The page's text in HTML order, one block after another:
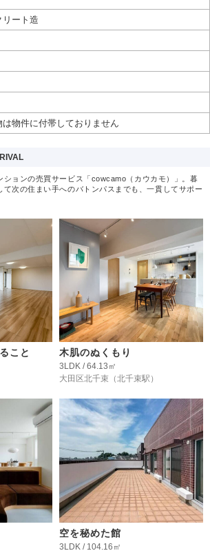
リート造
は物件に付帯しておりません
ションの売買サービス「cowcamo（カウカモ）」。暮
て次の住まい手へのバトンパスまでも、一貫してサポー
こと 木肌のぬくもり
3LDK / 64.13㎡
大田区北千束 （北千束駅）
空を秘めた館
3LDK / 104.16㎡